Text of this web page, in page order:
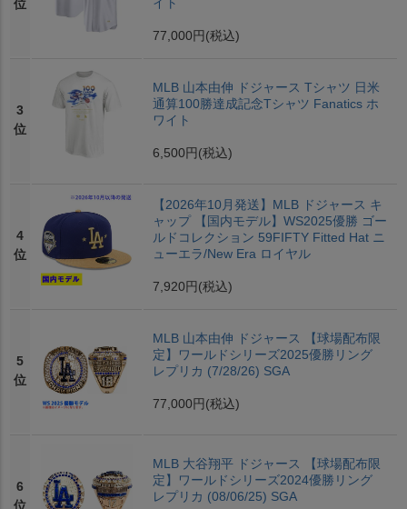
位 イト
77,000円 (税込)
3
位
MLB 山本由伸 ドジャース Tシャツ 日米
通算100勝達成記念Tシャツ Fanatics ホ
ワイト
6,500円 (税込)
4
位
【2026年10月発送】MLB ドジャース キ
ャップ 【国内モデル】WS2025優勝 ゴー
ルドコレクション 59FIFTY Fitted Hat ニ
ューエラ/New Era ロイヤル
7,920円 (税込)
5
位
MLB 山本由伸 ドジャース 【球場配布限
定】ワールドシリーズ2025優勝リング
レプリカ (7/28/26) SGA
77,000円 (税込)
6
位
MLB 大谷翔平 ドジャース 【球場配布限
定】ワールドシリーズ2024優勝リング
レプリカ (08/06/25) SGA